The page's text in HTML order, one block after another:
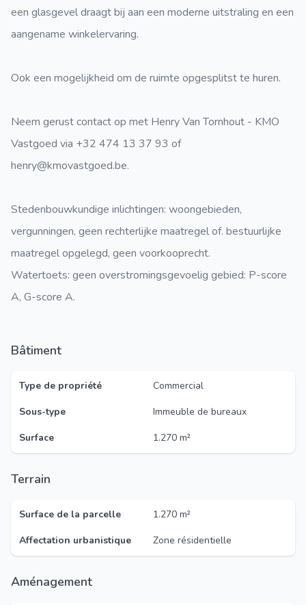
een glasgevel draagt bij aan een moderne uitstraling en een
aangename winkelervaring.
Ook een mogelijkheid om de ruimte opgesplitst te huren.
Neem gerust contact op met Henry Van Tornhout - KMO
Vastgoed via +32 474 13 37 93 of
henry@kmovastgoed.be.
Stedenbouwkundige inlichtingen: woongebieden,
vergunningen, geen rechterlijke maatregel of. bestuurlijke
maatregel opgelegd, geen voorkooprecht.
Watertoets: geen overstromingsgevoelig gebied: P-score
A, G-score A.
Bâtiment
Type de propriété
Commercial
Sous-type
Immeuble de bureaux
Surface
1.270 m²
Terrain
Surface de la parcelle
1.270 m²
Affectation urbanistique
Zone résidentielle
Aménagement